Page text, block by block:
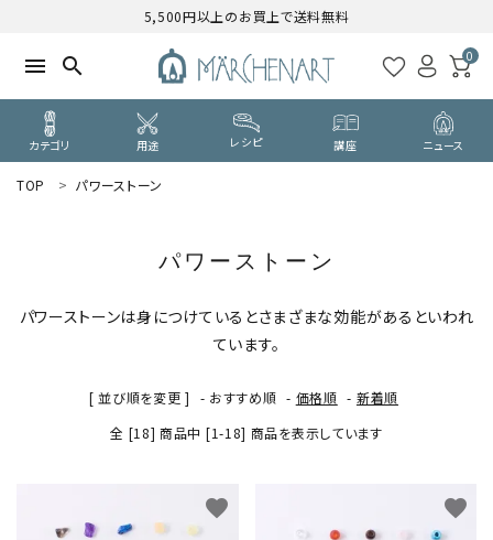
5,500円以上のお買上で送料無料
menu search 0
カテゴリ 用途 レシピ 講座 ニュース
ようこそ ゲスト 様
カテゴリーから探す
TOP パワーストーン
パワーストーン
パワーストーンは身につけているとさまざまな効能があるといわれ
ています。
[ 並び順を変更 ] - おすすめ順 - 価格順 - 新着順
全 [18] 商品中 [1-18] 商品を表示しています
favorite favorite